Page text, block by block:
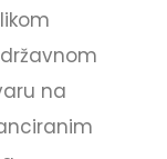
na